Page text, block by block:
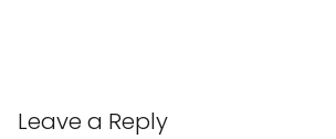
Leave a Reply